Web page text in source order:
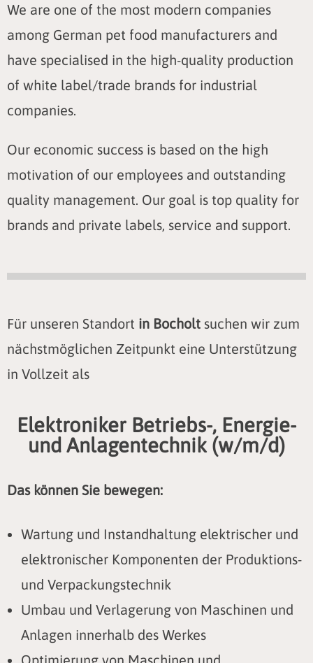
We are one of the most modern companies
among German pet food manufacturers and
have specialised in the high-quality production
of white label/trade brands for industrial
companies.
Our economic success is based on the high
motivation of our employees and outstanding
quality management. Our goal is top quality for
brands and private labels, service and support.
Für unseren Standort in Bocholt suchen wir zum
nächstmöglichen Zeitpunkt eine Unterstützung
in Vollzeit als
Elektroniker Betriebs-, Energie-
und Anlagentechnik (w/m/d)
Das können Sie bewegen:
Wartung und Instandhaltung elektrischer und
elektronischer Komponenten der Produktions-
und Verpackungstechnik
Umbau und Verlagerung von Maschinen und
Anlagen innerhalb des Werkes
Optimierung von Maschinen und